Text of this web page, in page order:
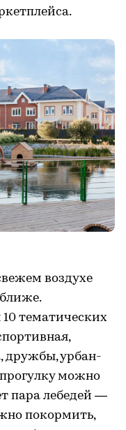
воздухе
тематических
дружбы, урбан-
можно
пара лебедей —
покормить,